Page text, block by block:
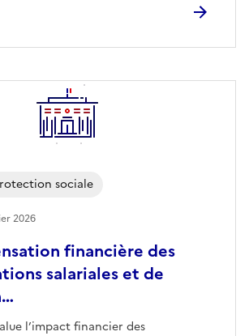
financière des
salariales et de
l’impact financier des
sociale
2026